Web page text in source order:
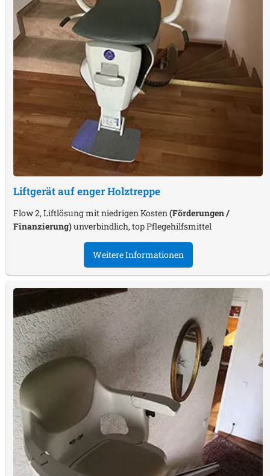
Liftgerät auf enger Holztreppe
Flow 2, Liftlösung mit niedrigen Kosten (Förderungen /
Finanzierung)unverbindlich, top Pflegehilfsmittel
Weitere Informationen